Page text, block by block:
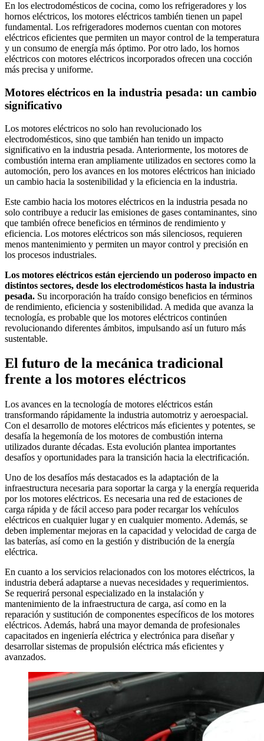
En los electrodomésticos de cocina, como los refrigeradores y los
hornos eléctricos, los motores eléctricos también tienen un papel
fundamental. Los refrigeradores modernos cuentan con motores
eléctricos eficientes que permiten un mayor control de la temperatura
y un consumo de energía más óptimo. Por otro lado, los hornos
eléctricos con motores eléctricos incorporados ofrecen una cocción
más precisa y uniforme.
Motores eléctricos en la industria pesada: un cambio
significativo
Los motores eléctricos no solo han revolucionado los
electrodomésticos, sino que también han tenido un impacto
significativo en la industria pesada. Anteriormente, los motores de
combustión interna eran ampliamente utilizados en sectores como la
automoción, pero los avances en los motores eléctricos han iniciado
un cambio hacia la sostenibilidad y la eficiencia en la industria.
Este cambio hacia los motores eléctricos en la industria pesada no
solo contribuye a reducir las emisiones de gases contaminantes, sino
que también ofrece beneficios en términos de rendimiento y
eficiencia. Los motores eléctricos son más silenciosos, requieren
menos mantenimiento y permiten un mayor control y precisión en
los procesos industriales.
Los motores eléctricos están ejerciendo un poderoso impacto en
distintos sectores, desde los electrodomésticos hasta la industria
pesada. Su incorporación ha traído consigo beneficios en términos
de rendimiento, eficiencia y sostenibilidad. A medida que avanza la
tecnología, es probable que los motores eléctricos continúen
revolucionando diferentes ámbitos, impulsando así un futuro más
sustentable.
El futuro de la mecánica tradicional
frente a los motores eléctricos
Los avances en la tecnología de motores eléctricos están
transformando rápidamente la industria automotriz y aeroespacial.
Con el desarrollo de motores eléctricos más eficientes y potentes, se
desafía la hegemonía de los motores de combustión interna
utilizados durante décadas. Esta evolución plantea importantes
desafíos y oportunidades para la transición hacia la electrificación.
Uno de los desafíos más destacados es la adaptación de la
infraestructura necesaria para soportar la carga y la energía requerida
por los motores eléctricos. Es necesaria una red de estaciones de
carga rápida y de fácil acceso para poder recargar los vehículos
eléctricos en cualquier lugar y en cualquier momento. Además, se
deben implementar mejoras en la capacidad y velocidad de carga de
las baterías, así como en la gestión y distribución de la energía
eléctrica.
En cuanto a los servicios relacionados con los motores eléctricos, la
industria deberá adaptarse a nuevas necesidades y requerimientos.
Se requerirá personal especializado en la instalación y
mantenimiento de la infraestructura de carga, así como en la
reparación y sustitución de componentes específicos de los motores
eléctricos. Además, habrá una mayor demanda de profesionales
capacitados en ingeniería eléctrica y electrónica para diseñar y
desarrollar sistemas de propulsión eléctrica más eficientes y
avanzados.